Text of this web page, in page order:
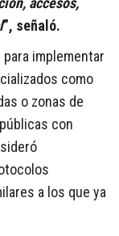
”, señaló.
implementar
como
o zonas de
con
a los que ya